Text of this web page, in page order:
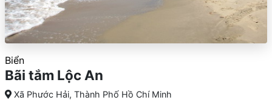
Biển
Bãi tắm Lộc An
Xã Phước Hải, Thành Phố Hồ Chí Minh